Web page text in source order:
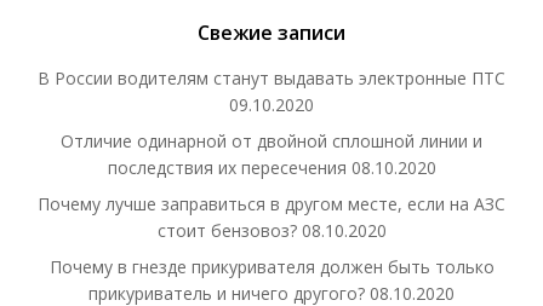
Свежие записи
В России водителям станут выдавать электронные ПТС
09.10.2020
Отличие одинарной от двойной сплошной линии и
последствия их пересечения 08.10.2020
Почему лучше заправиться в другом месте, если на АЗС
стоит бензовоз? 08.10.2020
Почему в гнезде прикуривателя должен быть только
прикуриватель и ничего другого? 08.10.2020